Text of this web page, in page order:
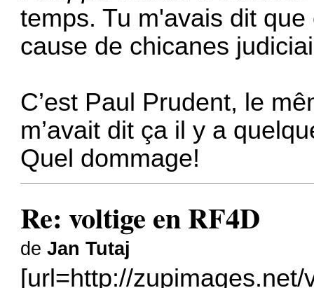
temps. Tu m'avais dit
cause de chicanes
C’est Paul Prudent, le
m’avait dit ça il y a
Quel dommage!
Re: voltige en RF4D
deJan Tutaj
[url=http://